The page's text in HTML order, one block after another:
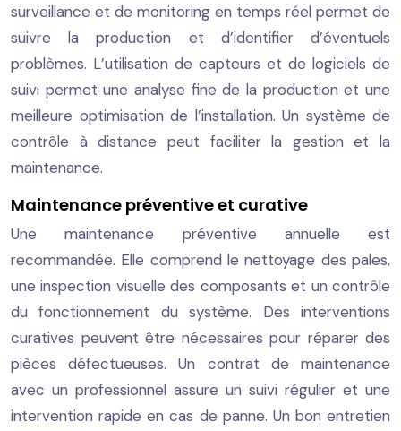
surveillance et de monitoring en temps réel permet de
suivre la production et d’identifier d’éventuels
problèmes. L’utilisation de capteurs et de logiciels de
suivi permet une analyse fine de la production et une
meilleure optimisation de l’installation. Un système de
contrôle à distance peut faciliter la gestion et la
maintenance.
Maintenance préventive et curative
Une maintenance préventive annuelle est
recommandée. Elle comprend le nettoyage des pales,
une inspection visuelle des composants et un contrôle
du fonctionnement du système. Des interventions
curatives peuvent être nécessaires pour réparer des
pièces défectueuses. Un contrat de maintenance
avec un professionnel assure un suivi régulier et une
intervention rapide en cas de panne. Un bon entretien